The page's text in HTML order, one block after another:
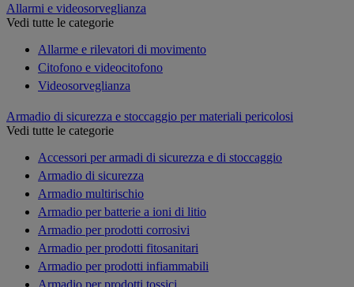
Allarmi e videosorveglianza
Vedi tutte le categorie
Allarme e rilevatori di movimento
Citofono e videocitofono
Videosorveglianza
Armadio di sicurezza e stoccaggio per materiali pericolosi
Vedi tutte le categorie
Accessori per armadi di sicurezza e di stoccaggio
Armadio di sicurezza
Armadio multirischio
Armadio per batterie a ioni di litio
Armadio per prodotti corrosivi
Armadio per prodotti fitosanitari
Armadio per prodotti infiammabili
Armadio per prodotti tossici